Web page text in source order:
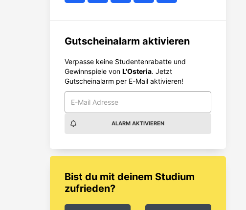
Gutscheinalarm aktivieren
Verpasse keine Studentenrabatte und
Gewinnspiele von L'Osteria. Jetzt
Gutscheinalarm per E-Mail aktivieren!
ALARM AKTIVIEREN
Bist du mit deinem Studium
zufrieden?